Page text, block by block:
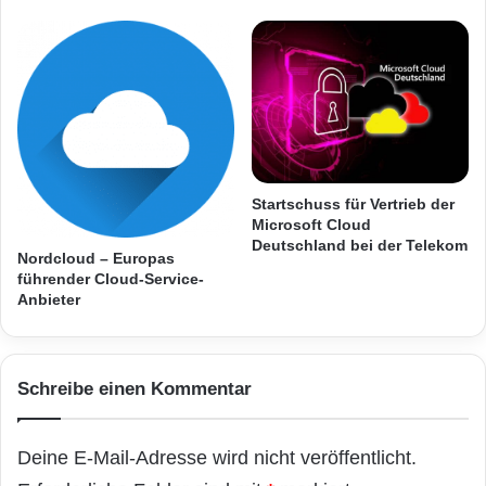
kristallklarer Sound
Quelle: 100zehn GmbH
Ob unterwegs oder daheim: Mit dem
dreiteiligen Sony Zubehör-Set sind Kunden
bestens ausgestattet. Die DK60
a
t
z
e
d
i
e
l
u
d
Nordcloud – Europas
führender Cloud-Service-
Anbieter
Startschuss für Vertrieb der
Microsoft Cloud
Deutschland bei der Telekom
Schreibe einen Kommentar
Deine E-Mail-Adresse wird nicht veröffentlicht.